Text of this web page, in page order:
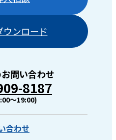
ウンロード
問い合わせ
8187
〜19:00)
合わせ